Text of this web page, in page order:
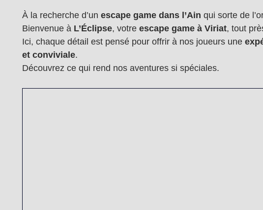
À la recherche d’un escape game dans l’Ain qui sorte de
Bienvenue à L’Éclipse, votre escape game à Viriat, tout
Ici, chaque détail est pensé pour offrir à nos joueurs une
et conviviale.
Découvrez ce qui rend nos aventures si spéciales.